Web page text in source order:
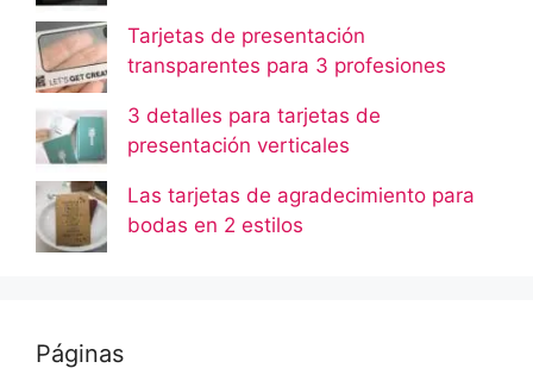
Tarjetas de presentación
transparentes para 3 profesiones
3 detalles para tarjetas de
presentación verticales
Las tarjetas de agradecimiento para
bodas en 2 estilos
Páginas